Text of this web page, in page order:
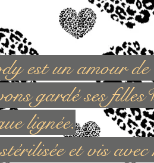
est un amour de
gardé ses
lignée.
et vis